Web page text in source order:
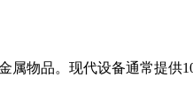
属物品。现代设备通常提供